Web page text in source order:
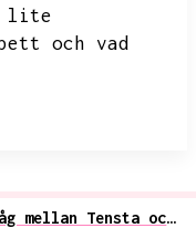
lite
och vad
Jan Sjunneson (SD) ordnar Pridetåg mellan Tensta och Husby, möter kritik och antirasistiskt motarrangemang